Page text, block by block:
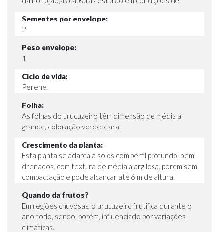
Sementes por envelope:
2
Peso envelope:
1
Ciclo de vida:
Perene.
Folha:
As folhas do urucuzeiro têm dimensão de média a
grande, coloração verde-clara.
Crescimento da planta:
Esta planta se adapta a solos com perfil profundo, bem
drenados, com textura de média a argilosa, porém sem
compactação e pode alcançar até 6 m de altura.
Quando da frutos?
Em regiões chuvosas, o urucuzeiro frutifica durante o
ano todo, sendo, porém, influenciado por variações
climáticas.